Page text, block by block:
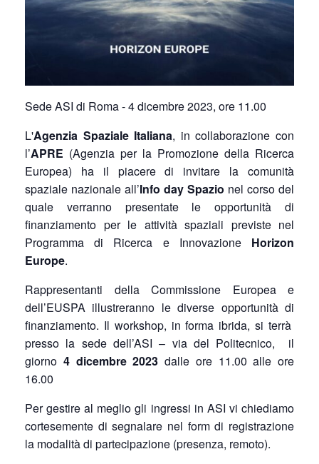
Sede ASI di Roma - 4 dicembre 2023, ore 11.00
L'Agenzia Spaziale Italiana, in collaborazione con
l’APRE (Agenzia per la Promozione della Ricerca
Europea) ha il piacere di invitare la comunità
spaziale nazionale all’Info day Spazio nel corso del
quale verranno presentate le opportunità di
finanziamento per le attività spaziali previste nel
Programma di Ricerca e Innovazione Horizon
Europe.
Rappresentanti della Commissione Europea e
dell’EUSPA illustreranno le diverse opportunità di
finanziamento. Il workshop, in forma ibrida, si terrà
presso la sede dell’ASI – via del Politecnico, il
giorno 4 dicembre 2023 dalle ore 11.00 alle ore
16.00
Per gestire al meglio gli ingressi in ASI vi chiediamo
cortesemente di segnalare nel form di registrazione
la modalità di partecipazione (presenza, remoto).